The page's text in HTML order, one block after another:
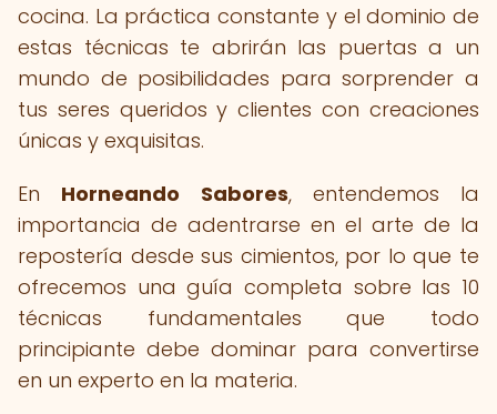
cocina. La práctica constante y el dominio de
estas técnicas te abrirán las puertas a un
mundo de posibilidades para sorprender a
tus seres queridos y clientes con creaciones
únicas y exquisitas.
En Horneando Sabores, entendemos la
importancia de adentrarse en el arte de la
repostería desde sus cimientos, por lo que te
ofrecemos una guía completa sobre las 10
técnicas fundamentales que todo
principiante debe dominar para convertirse
en un experto en la materia.